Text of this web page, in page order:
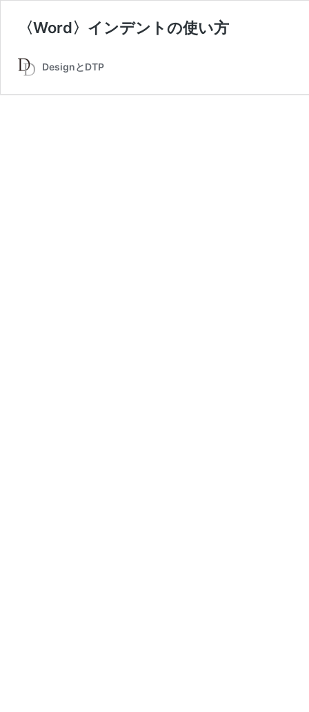
〈Word〉インデントの使い方
DesignとDTP